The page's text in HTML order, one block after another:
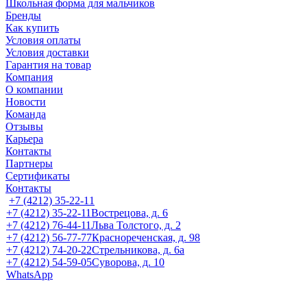
Школьная форма для мальчиков
Бренды
Как купить
Условия оплаты
Условия доставки
Гарантия на товар
Компания
О компании
Новости
Команда
Отзывы
Карьера
Контакты
Партнеры
Сертификаты
Контакты
+7 (4212) 35-22-11
+7 (4212) 35-22-11Вострецова, д. 6
+7 (4212) 76-44-11Льва Толстого, д. 2
+7 (4212) 56-77-77Краснореченская, д. 98
+7 (4212) 74-20-22Стрельникова, д. 6а
+7 (4212) 54-59-05Суворова, д. 10
WhatsApp